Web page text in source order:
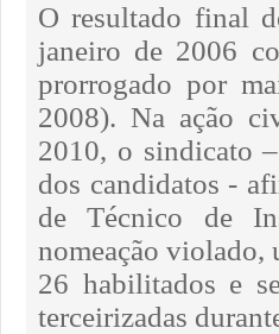
O resultado final
janeiro de 2006
prorrogado por
2008). Na ação
2010, o sindicato
dos candidatos -
de Técnico de
nomeação violado,
26 habilitados e
terceirizadas